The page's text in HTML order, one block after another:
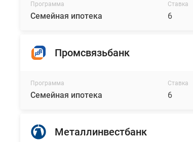
Программа
Семейная ипотека
Ставка
6
Промсвязьбанк
Программа
Семейная ипотека
Ставка
6
Металлинвестбанк